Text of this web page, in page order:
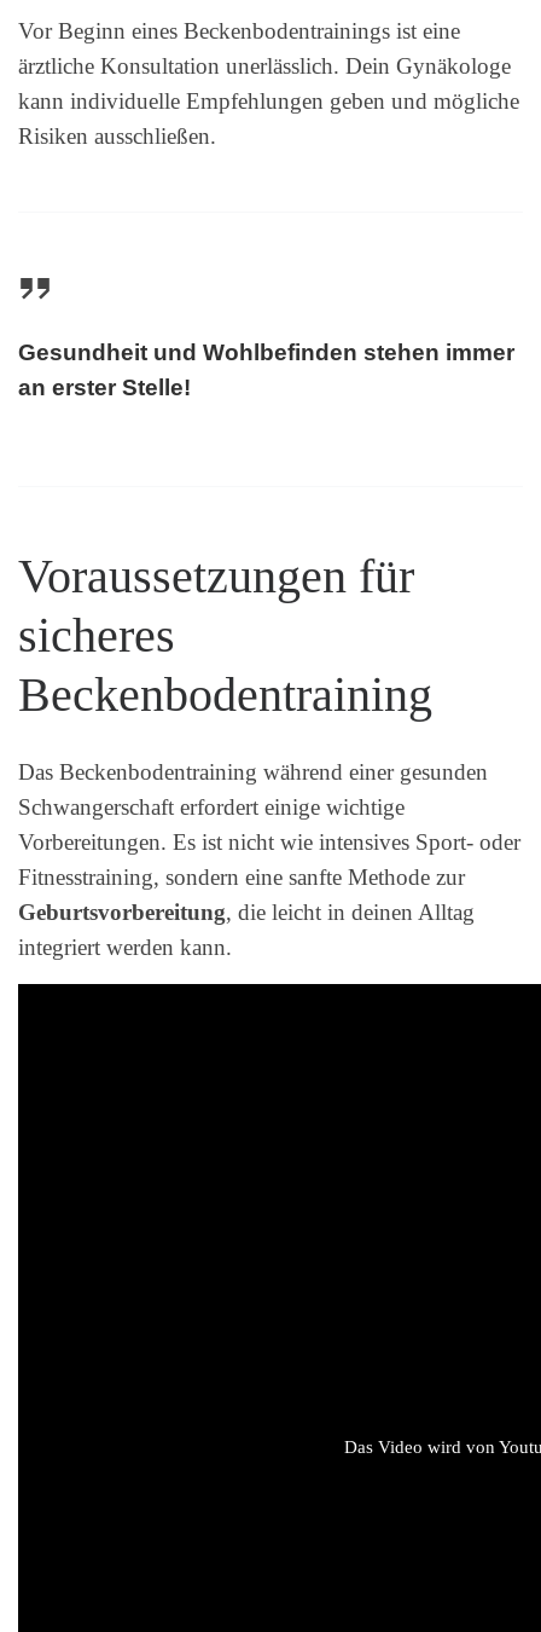
Vor Beginn eines Beckenbodentrainings ist eine
ärztliche Konsultation unerlässlich. Dein Gynäkologe
kann individuelle Empfehlungen geben und mögliche
Risiken ausschließen.
Gesundheit und Wohlbefinden stehen immer
an erster Stelle!
Voraussetzungen für
sicheres
Beckenbodentraining
Das Beckenbodentraining während einer gesunden
Schwangerschaft erfordert einige wichtige
Vorbereitungen. Es ist nicht wie intensives Sport- oder
Fitnesstraining, sondern eine sanfte Methode zur
Geburtsvorbereitung, die leicht in deinen Alltag
integriert werden kann.
Das Video wird von